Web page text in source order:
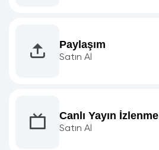
Paylaşım
Satın Al
Canlı Yayın İzlenme
Satın Al